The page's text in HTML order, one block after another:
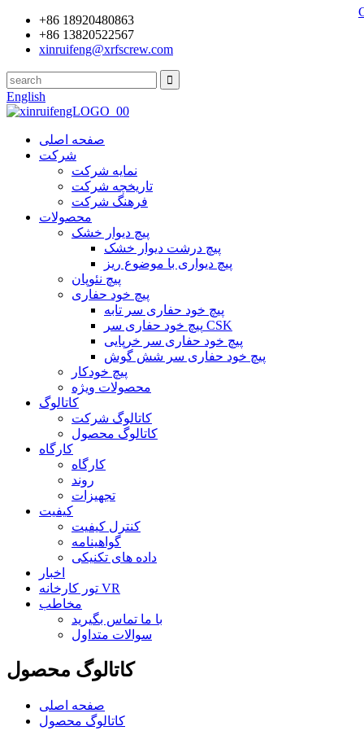
+86 18920480863
+86 13820522567
xinruifeng@xrfscrew.com
English
صفحه اصلی
شرکت
نمایه شرکت
تاریخچه شرکت
فرهنگ شرکت
محصولات
پیچ دیوار خشک
پیچ درشت دیوار خشک
پیچ دیواری با موضوع ریز
پیچ نئوپان
پیچ خود حفاری
پیچ خود حفاری سر تابه
پیچ خود حفاری سر CSK
پیچ خود حفاری سر خرپایی
پیچ خود حفاری سر شش گوش
پیچ خودکار
محصولات ویژه
کاتالوگ
کاتالوگ شرکت
کاتالوگ محصول
کارگاه
کارگاه
روند
تجهیزات
کیفیت
کنترل کیفیت
گواهینامه
داده های تکنیکی
اخبار
تور کارخانه VR
مخاطب
با ما تماس بگیرید
سوالات متداول
کاتالوگ محصول
صفحه اصلی
کاتالوگ محصول